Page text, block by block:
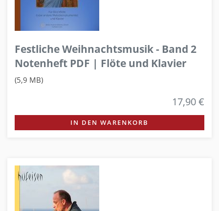
Festliche Weihnachtsmusik - Band 2
Notenheft PDF | Flöte und Klavier
(5,9 MB)
17,90 €
IN DEN WARENKORB